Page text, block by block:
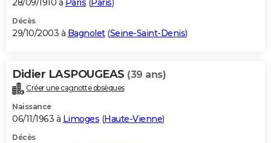
28/09/1910 à Paris (Paris)
Décès
29/10/2003 à Bagnolet(Seine-Saint-Denis)
Didier LASPOUGEAS (39 ans)
Créer une cagnotte obsèques
Naissance
06/11/1963 à Limoges (Haute-Vienne)
Décès